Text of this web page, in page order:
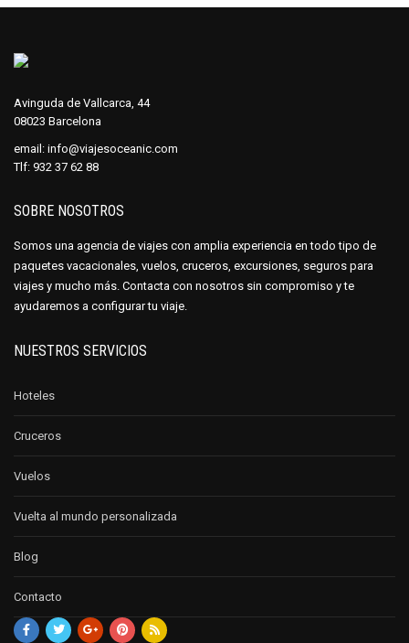
Avinguda de Vallcarca, 44
08023 Barcelona
email: info@viajesoceanic.com
Tlf: 932 37 62 88
SOBRE NOSOTROS
Somos una agencia de viajes con amplia experiencia en todo tipo de
paquetes vacacionales, vuelos, cruceros, excursiones, seguros para
viajes y mucho más. Contacta con nosotros sin compromiso y te
ayudaremos a configurar tu viaje.
NUESTROS SERVICIOS
Hoteles
Cruceros
Vuelos
Vuelta al mundo personalizada
Blog
Contacto